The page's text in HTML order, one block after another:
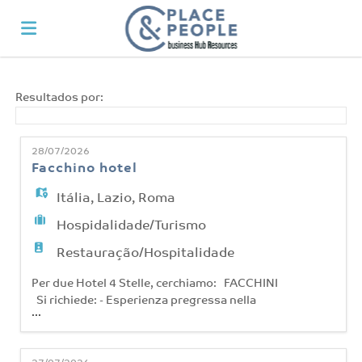
inicial
Ofertas
de
emprego
Regista-
te
Iniciar
sessão
Língua
Resultados por:
28/07/2026
Facchino hotel
Itália, Lazio, Roma
Hospidalidade/Turismo
Restauração/Hospitalidade
Per due Hotel 4 Stelle, cerchiamo: FACCHINI
Si richiede: - Esperienza pregressa nella
mansione; - Disponibilità immediata a
lavorare. - Disponibilità a lavorare su turni
(mattina/pomeriggio). Si offre: - Contratto
...